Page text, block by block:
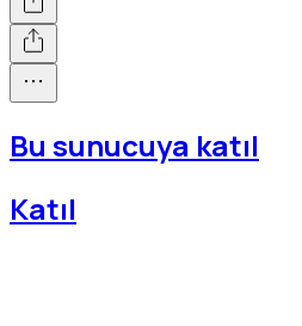
Bu sunucuya katıl
Katıl